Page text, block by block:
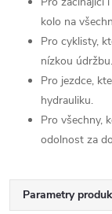
kolo na
Pro cyklisty,
nízkou údržbu.
Pro jezdce,
hydrauliku.
Pro všechny,
odolnost za
Parametry